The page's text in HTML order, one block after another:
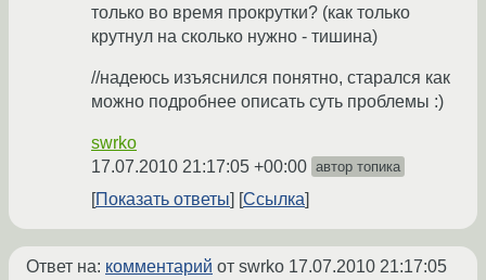
только во время прокрутки? (как только
крутнул на сколько нужно - тишина)
//надеюсь изъяснился понятно, старался как
можно подробнее описать суть проблемы :)
swrko
17.07.2010 21:17:05 +00:00 автор топика
Показать ответы Ссылка
Ответ на: комментарий от swrko 17.07.2010 21:17:05